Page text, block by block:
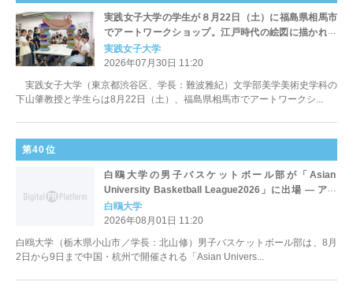
実践女子大学の学生が８月22日（土）に福島県相馬市
でアートワークショップ。江戸時代の絵図に描かれた
「門」をカラフルな作品に
実践女子大学
2026年07月30日 11:20
実践女子大学（東京都渋谷区、学長：難波雅紀）文学部美学美術史学科の
下山肇教授と学生らは8月22日（土）、福島県相馬市でアートワークシ...
第40位
白鴎大学の男子バスケットボール部が「Asian
University Basketball League2026」に出場 ― アジ
アの強豪12大学が参加
白鴎大学
2026年08月01日 11:20
白鴎大学（栃木県小山市／学長：北山修）男子バスケットボール部は、8月
2日から9日まで中国・杭州で開催される「Asian Univers...